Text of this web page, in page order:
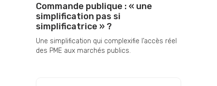
Commande publique : « une
simplification pas si
simplificatrice » ?
Une simplification qui complexifie l’accès réel
des PME aux marchés publics.